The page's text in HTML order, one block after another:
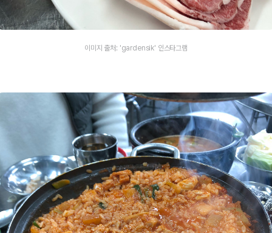
이미지 출처: 'gardensik' 인스타그램